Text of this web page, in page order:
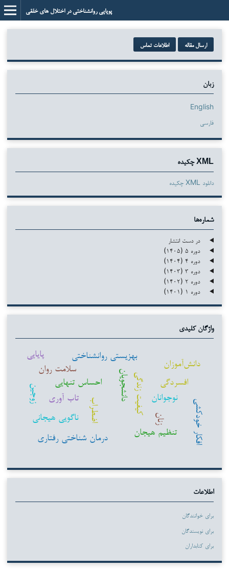
پویایی روانشناختی در اختلال های خلقی
ارسال مقاله اطلاعات تماس
زبان
English
فارسی
XML چکیده
دانلود XML چکیده
شماره‌ها
در دست انتشار
دوره ۵ (۱۴۰۵)
دوره ۴ (۱۴۰۴)
دوره ۳ (۱۴۰۳)
دوره ۲ (۱۴۰۲)
دوره ۱ (۱۴۰۱)
واژگان کلیدی
اضطراب
دانشجویانکیفیت زندگی نوجوانان
افسردگی
بهزیستی روانشناختی
دانش‌آموزان
زنان
تنظیم هیجان
درمان شناختی رفتاری
ناگویی هیجانی
احساس تنهایی
زوجین
افکار خودکشی
تاب آوری
سلامت روان
پایایی
اطلاعات
برای خوانندگان
برای نویسندگان
برای کتابداران